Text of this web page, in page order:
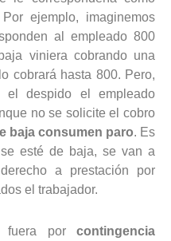
ejemplo, imaginemos
al empleado 800
viniera cobrando una
cobrará hasta 800. Pero,
el despido el empleado
no se solicite el cobro
baja consumen paro . Es
esté de baja, se van a
a prestación por
el trabajador.
por contingencia